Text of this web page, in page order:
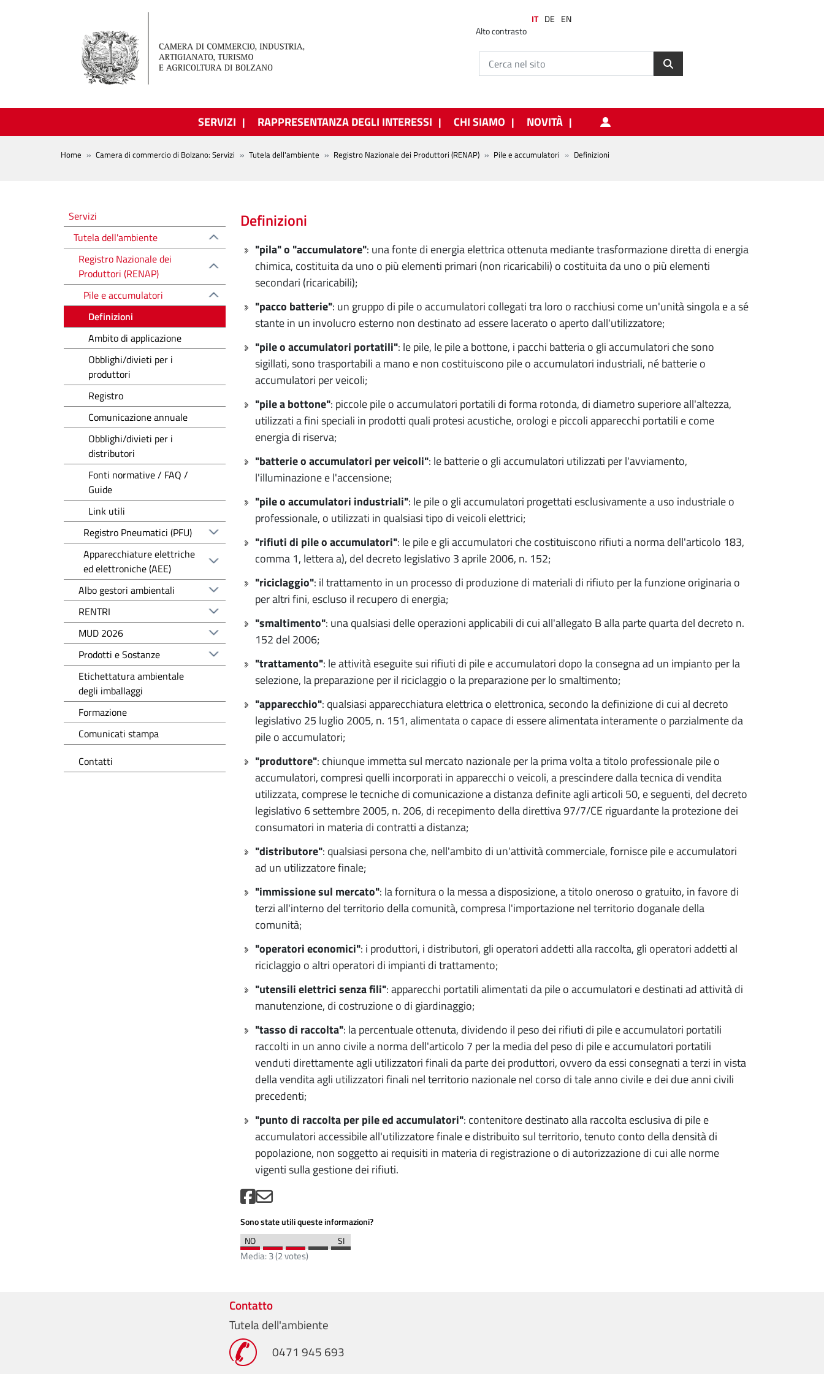
Alto contrasto
IT DE EN
SERVIZI RAPPRESENTANZA DEGLI INTERESSI CHI SIAMO NOVITÀ
BREADCRUMB
Home Camera di commercio di Bolzano: Servizi Tutela dell'ambiente Registro Nazionale dei Produttori (RENAP) Pile e accumulatori Definizioni
Definizioni
"pila" o "accumulatore": una fonte di energia elettrica ottenuta mediante trasformazione diretta di energia
chimica, costituita da uno o più elementi primari (non ricaricabili) o costituita da uno o più elementi
secondari (ricaricabili);
"pacco batterie": un gruppo di pile o accumulatori collegati tra loro o racchiusi come un'unità singola e a sé
stante in un involucro esterno non destinato ad essere lacerato o aperto dall'utilizzatore;
"pile o accumulatori portatili": le pile, le pile a bottone, i pacchi batteria o gli accumulatori che sono
sigillati, sono trasportabili a mano e non costituiscono pile o accumulatori industriali, né batterie o
accumulatori per veicoli;
"pile a bottone": piccole pile o accumulatori portatili di forma rotonda, di diametro superiore all'altezza,
utilizzati a fini speciali in prodotti quali protesi acustiche, orologi e piccoli apparecchi portatili e come
energia di riserva;
"batterie o accumulatori per veicoli": le batterie o gli accumulatori utilizzati per l'avviamento,
l'illuminazione e l'accensione;
"pile o accumulatori industriali": le pile o gli accumulatori progettati esclusivamente a uso industriale o
professionale, o utilizzati in qualsiasi tipo di veicoli elettrici;
"rifiuti di pile o accumulatori": le pile e gli accumulatori che costituiscono rifiuti a norma dell'articolo 183,
comma 1, lettera a), del decreto legislativo 3 aprile 2006, n. 152;
"riciclaggio": il trattamento in un processo di produzione di materiali di rifiuto per la funzione originaria o
per altri fini, escluso il recupero di energia;
"smaltimento": una qualsiasi delle operazioni applicabili di cui all'allegato B alla parte quarta del decreto n.
152 del 2006;
"trattamento": le attività eseguite sui rifiuti di pile e accumulatori dopo la consegna ad un impianto per la
selezione, la preparazione per il riciclaggio o la preparazione per lo smaltimento;
"apparecchio": qualsiasi apparecchiatura elettrica o elettronica, secondo la definizione di cui al decreto
legislativo 25 luglio 2005, n. 151, alimentata o capace di essere alimentata interamente o parzialmente da
pile o accumulatori;
"produttore": chiunque immetta sul mercato nazionale per la prima volta a titolo professionale pile o
accumulatori, compresi quelli incorporati in apparecchi o veicoli, a prescindere dalla tecnica di vendita
utilizzata, comprese le tecniche di comunicazione a distanza definite agli articoli 50, e seguenti, del decreto
legislativo 6 settembre 2005, n. 206, di recepimento della direttiva 97/7/CE riguardante la protezione dei
consumatori in materia di contratti a distanza;
"distributore": qualsiasi persona che, nell'ambito di un'attività commerciale, fornisce pile e accumulatori
ad un utilizzatore finale;
"immissione sul mercato": la fornitura o la messa a disposizione, a titolo oneroso o gratuito, in favore di
terzi all'interno del territorio della comunità, compresa l'importazione nel territorio doganale della
comunità;
"operatori economici": i produttori, i distributori, gli operatori addetti alla raccolta, gli operatori addetti al
riciclaggio o altri operatori di impianti di trattamento;
"utensili elettrici senza fili": apparecchi portatili alimentati da pile o accumulatori e destinati ad attività di
manutenzione, di costruzione o di giardinaggio;
"tasso di raccolta": la percentuale ottenuta, dividendo il peso dei rifiuti di pile e accumulatori portatili
raccolti in un anno civile a norma dell'articolo 7 per la media del peso di pile e accumulatori portatili
venduti direttamente agli utilizzatori finali da parte dei produttori, ovvero da essi consegnati a terzi in vista
della vendita agli utilizzatori finali nel territorio nazionale nel corso di tale anno civile e dei due anni civili
precedenti;
"punto di raccolta per pile ed accumulatori": contenitore destinato alla raccolta esclusiva di pile e
accumulatori accessibile all'utilizzatore finale e distribuito sul territorio, tenuto conto della densità di
popolazione, non soggetto ai requisiti in materia di registrazione o di autorizzazione di cui alle norme
vigenti sulla gestione dei rifiuti.
Sono state utili queste informazioni?
Media:3(2votes)
Tutela dell'ambiente
Servizi
Tutela dell'ambiente
Registro Nazionale dei
Produttori (RENAP)
Pile e accumulatori
Definizioni
Ambito di applicazione
Obblighi/divieti per i
produttori
Registro
Comunicazione annuale
Obblighi/divieti per i
distributori
Fonti normative / FAQ /
Guide
Link utili
Registro Pneumatici (PFU)
Apparecchiature elettriche
ed elettroniche (AEE)
Albo gestori ambientali
RENTRI
MUD 2026
Prodotti e Sostanze
Etichettatura ambientale
degli imballaggi
Formazione
Comunicati stampa
Contatti
Contatto
Tutela dell'ambiente
0471 945 693